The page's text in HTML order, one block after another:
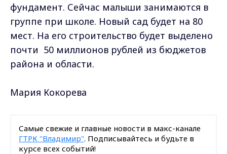
фундамент. Сейчас малыши занимаются в
группе при школе. Новый сад будет на 80
мест. На его строительство будет выделено
почти 50 миллионов рублей из бюджетов
района и области.
Мария Кокорева
Самые свежие и главные новости в макс-канале
ГТРК "Владимир". Подписывайтесь и будьте в
курсе всех событий!